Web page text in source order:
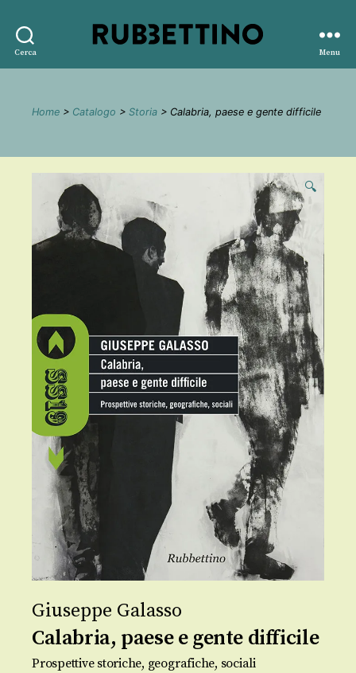
Cerca
editore
Menu
Home > Catalogo > Storia > Calabria, paese e gente difficile
🔍
Giuseppe Galasso
Calabria, paese e gente difficile
Prospettive storiche, geografiche, sociali